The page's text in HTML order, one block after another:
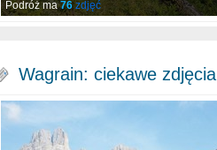
Podróż ma76zdjęć
Wagrain: ciekawe zdjęcia